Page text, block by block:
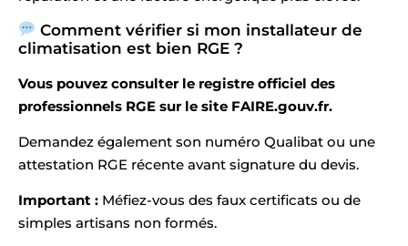
Comment vérifier si mon installateur de
climatisation est bien RGE ?
Vous pouvez consulter le registre officiel des
professionnels RGE sur le site FAIRE.gouv.fr.
Demandez également son numéro Qualibat ou une
attestation RGE récente avant signature du devis.
Important : Méfiez-vous des faux certificats ou de
simples artisans non formés.